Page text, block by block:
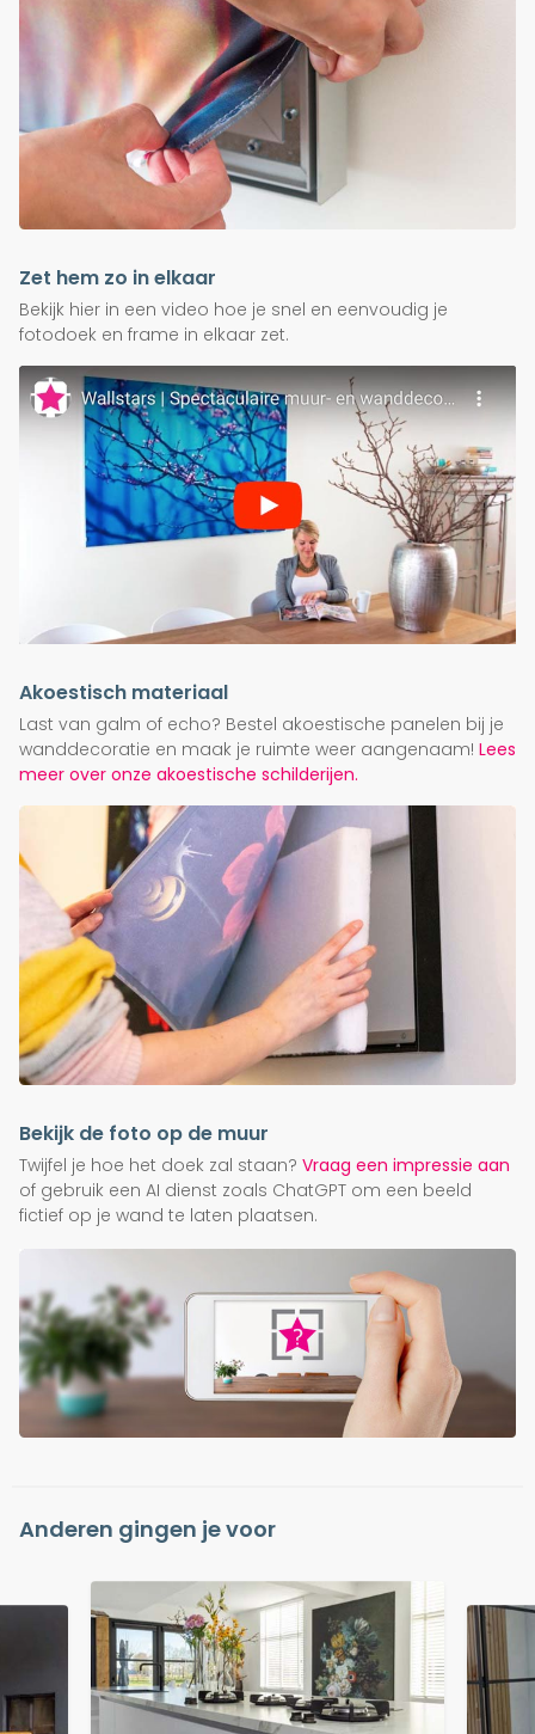
Zet hem zo in elkaar
Bekijk hier in een video hoe je snel en eenvoudig je
fotodoek en frame in elkaar zet.
Akoestisch materiaal
Last van galm of echo? Bestel akoestische panelen bij je
wanddecoratie en maak je ruimte weer aangenaam! Lees
meer over onze akoestische schilderijen.
Bekijk de foto op de muur
Twijfel je hoe het doek zal staan? Vraag een impressie aan
of gebruik een AI dienst zoals ChatGPT om een beeld
fictief op je wand te laten plaatsen.
Anderen gingen je voor